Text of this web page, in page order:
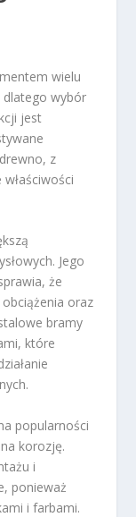
wielu
dlatego wybór
jest
z
Jego
że
oraz
bramy
które
popularności
korozję.
i
ponieważ
i farbami.